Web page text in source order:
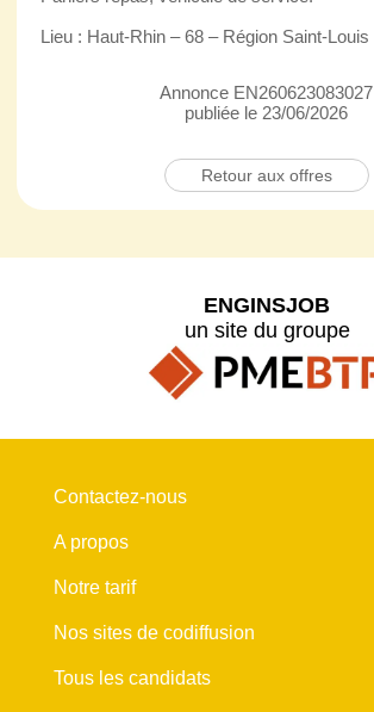
Lieu : Haut-Rhin – 68 – Région Saint-Louis
Annonce EN260623083027
publiée le 23/06/2026
Retour aux offres
ENGINSJOB
un site du groupe
Contactez-nous
A propos
Notre tarif
Nos sites de codiffusion
Tous les candidats